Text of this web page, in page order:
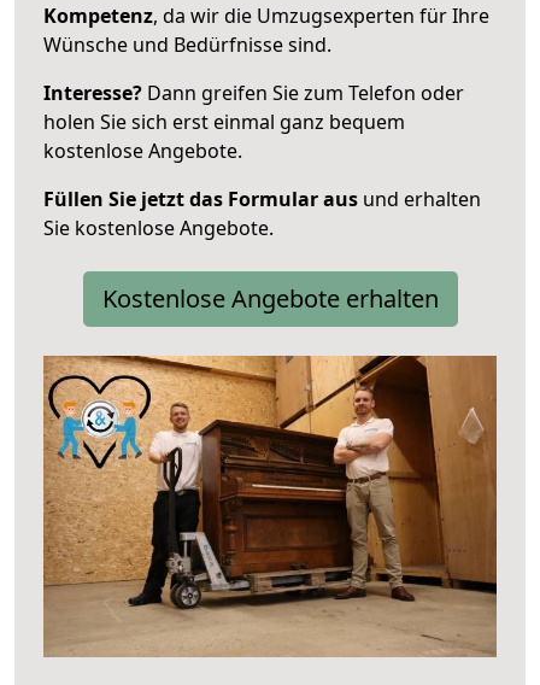
Kompetenz, da wir die Umzugsexperten für Ihre
Wünsche und Bedürfnisse sind.
Interesse? Dann greifen Sie zum Telefon oder
holen Sie sich erst einmal ganz bequem
kostenlose Angebote.
Füllen Sie jetzt das Formular aus und erhalten
Sie kostenlose Angebote.
Kostenlose Angebote erhalten